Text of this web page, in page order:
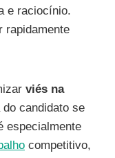
e raciocínio.
rapidamente
viés na
candidato se
especialmente
competitivo,